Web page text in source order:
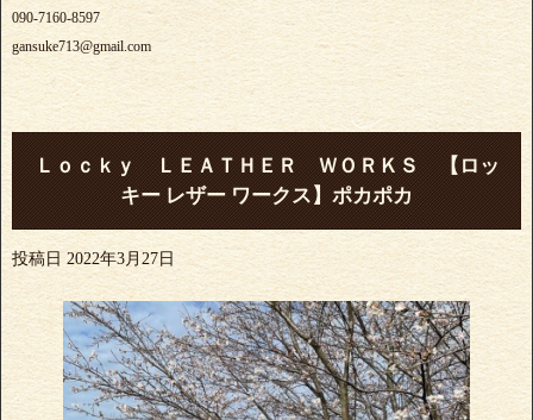
090-7160-8597
gansuke713@gmail.com
Ｌｏｃｋｙ ＬＥＡＴＨＥＲ ＷＯＲＫＳ 【ロッ
キー レザー ワークス】ポカポカ
投稿日 2022年3月27日